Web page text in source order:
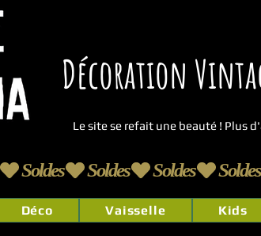
Décoration
Le site se refait une beauté ! Plus
Déco Vaisselle Kids